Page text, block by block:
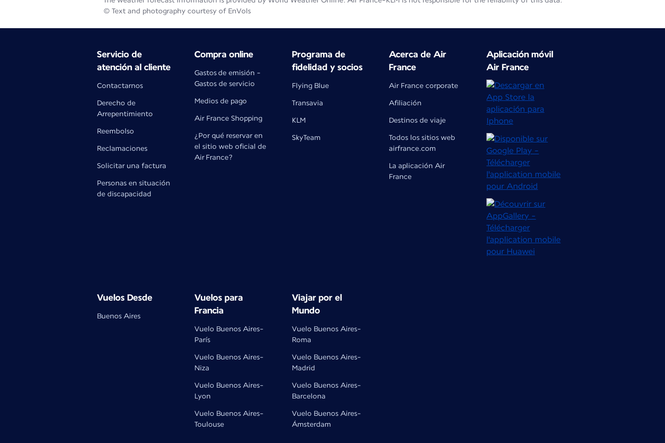
© Text and photography courtesy of EnVols
Servicio de
atención al cliente
Contactarnos
Derecho de
Arrepentimiento
Reembolso
Reclamaciones
Solicitar una factura
Personas en situación
de discapacidad
Compra online
Gastos de emisión -
Gastos de servicio
Medios de pago
Air France Shopping
¿Por qué reservar en
el sitio web oficial de
Air France?
Programa de
fidelidad y socios
Flying Blue
Transavia
KLM
SkyTeam
Acerca de Air
France
Air France corporate
Afiliación
Destinos de viaje
Todos los sitios web
airfrance.com
La aplicación Air
France
Aplicación móvil
Air France
Vuelos Desde
Buenos Aires
Vuelos para
Francia
Vuelo Buenos Aires-
París
Vuelo Buenos Aires-
Niza
Vuelo Buenos Aires-
Lyon
Vuelo Buenos Aires-
Toulouse
Viajar por el
Mundo
Vuelo Buenos Aires-
Roma
Vuelo Buenos Aires-
Madrid
Vuelo Buenos Aires-
Barcelona
Vuelo Buenos Aires-
Ámsterdam